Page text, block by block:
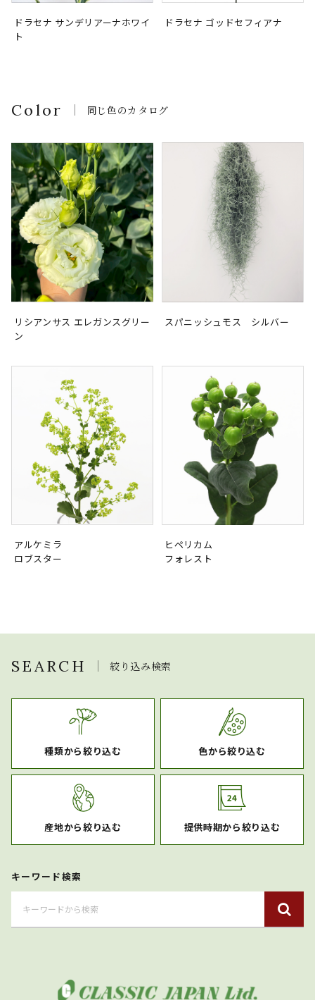
ドラセナ サンデリアーナホワイ
ト
ドラセナ ゴッドセフィアナ
Color 同じ色のカタログ
リシアンサス エレガンスグリー
ン
スパニッシュモス シルバー
アルケミラ
ロブスター
ヒペリカム
フォレスト
SEARCH 絞り込み検索
種類から絞り込む 色から絞り込む
産地から絞り込む 提供時期から絞り込む
キーワード検索